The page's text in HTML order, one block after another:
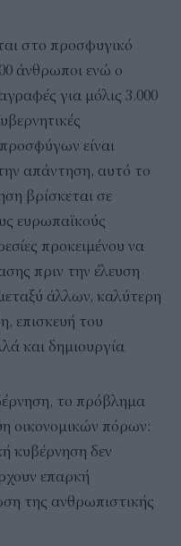
στο προσφυγικό
άνθρωποι ενώ ο
για μόλις 3.000
είναι
απάντηση, αυτό το
βρίσκεται σε
ευρωπαϊκούς
προκειμένου να
πριν την έλευση
άλλων, καλύτερη
επισκευή του
και δημιουργία
το πρόβλημα
οικονομικών πόρων:
κυβέρνηση δεν
επαρκή
της ανθρωπιστικής